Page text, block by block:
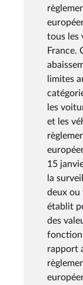
tous les
France.
limites
les
et les
15
la
deux ou
établit
des
fonction
rapport